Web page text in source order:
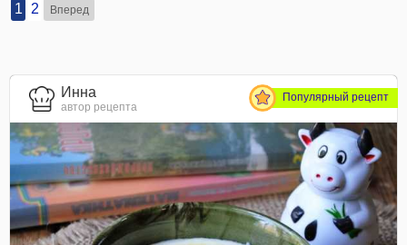
1 2 Вперед
Инна
автор рецепта
Популярный рецепт